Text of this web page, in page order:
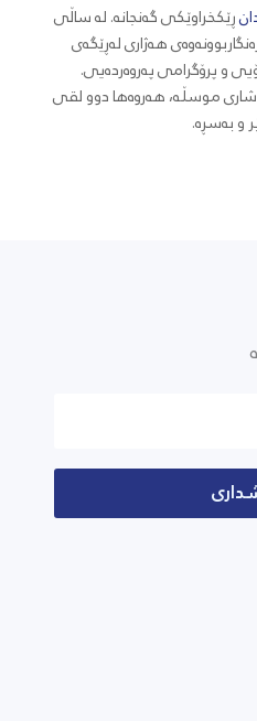
ڕێکخراوێکی گەنجانە. لە ساڵی
هەژاری لەڕێگەی
و پرۆگرامی پەروەردەیی.
موسڵە، هەروەها دوو لقی
و بەسڕە.